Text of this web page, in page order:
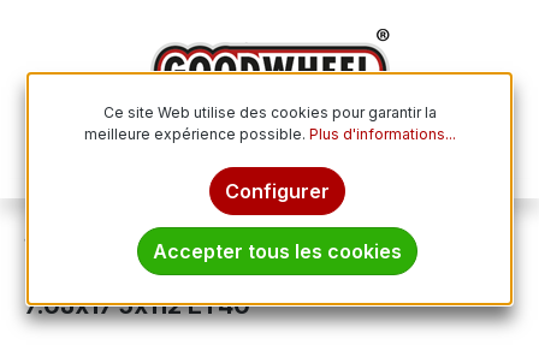
Jantes Jantes en aluminium
OXXO WHEELS LIBERTY BLACK black
7.0Jx17 5x112 ET40
Ce site Web utilise des cookies pour garantir la
meilleure expérience possible. Plus d'informations...
Configurer
Accepter tous les cookies